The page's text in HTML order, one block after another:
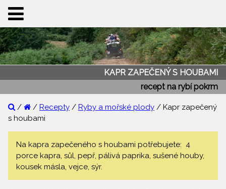
KAPR ZAPEČENÝ S HOUBAMI
recept na rybí pokrm
/ / Recepty / Ryby a mořské plody / Kapr zapečený
s houbami
Na kapra zapečeného s houbami potřebujete: 4
porce kapra, sůl, pepř, pálivá paprika, sušené houby,
kousek másla, vejce, sýr.